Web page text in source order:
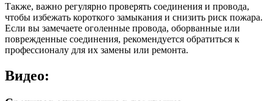
Также, важно регулярно проверять соединения и провода,
чтобы избежать короткого замыкания и снизить риск пожара.
Если вы замечаете оголенные провода, оборванные или
поврежденные соединения, рекомендуется обратиться к
профессионалу для их замены или ремонта.
Видео: